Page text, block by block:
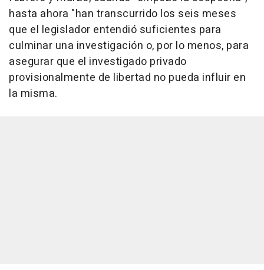
hasta ahora "han transcurrido los seis meses
que el legislador entendió suficientes para
culminar una investigación o, por lo menos, para
asegurar que el investigado privado
provisionalmente de libertad no pueda influir en
la misma.